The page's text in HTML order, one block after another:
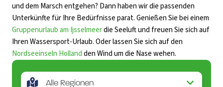
und dem Marsch entgehen? Dann haben wir die passenden
Unterkünfte für Ihre Bedürfnisse parat. Genießen Sie bei einem
Gruppenurlaub am Ijsselmeerdie Seeluft und freuen Sie sich auf
Ihren Wassersport-Urlaub. Oder lassen Sie sich auf den
Nordseeinseln Hollandden Wind um die Nase wehen.